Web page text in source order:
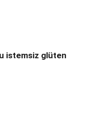
istemsiz glüten